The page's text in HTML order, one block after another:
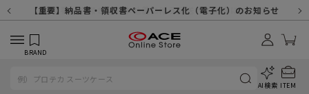
【重要】8/11（火・祝）休業及び配送スケジュールについて
【重要】令和８年熊本地震に伴う配送への影響について
【重要】納品書・領収書ペーパーレス化（電子化）のお知らせ
【重要】天候不良や交通状況・物量増等に伴う配送への影響について
【重要】悪質な詐欺サイトにご注意ください
【重要】各種メールが届かない場合に関しまして
【重要】お問い合わせのご対応に関しまして
【重要】SNSのなりすまし詐欺にご注意ください
BRAND
AI検索 ITEM